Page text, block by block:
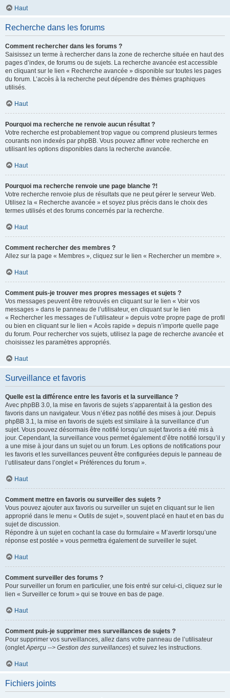
Haut
Recherche dans les forums
Comment rechercher dans les forums ?
Saisissez un terme à rechercher dans la zone de recherche située en haut des
pages d’index, de forums ou de sujets. La recherche avancée est accessible
en cliquant sur le lien « Recherche avancée » disponible sur toutes les pages
du forum. L’accès à la recherche peut dépendre des thèmes graphiques
utilisés.
Haut
Pourquoi ma recherche ne renvoie aucun résultat ?
Votre recherche est probablement trop vague ou comprend plusieurs termes
courants non indexés par phpBB. Vous pouvez affiner votre recherche en
utilisant les options disponibles dans la recherche avancée.
Haut
Pourquoi ma recherche renvoie une page blanche ?!
Votre recherche renvoie plus de résultats que ne peut gérer le serveur Web.
Utilisez la « Recherche avancée » et soyez plus précis dans le choix des
termes utilisés et des forums concernés par la recherche.
Haut
Comment rechercher des membres ?
Allez sur la page « Membres », cliquez sur le lien « Rechercher un membre ».
Haut
Comment puis-je trouver mes propres messages et sujets ?
Vos messages peuvent être retrouvés en cliquant sur le lien « Voir vos
messages » dans le panneau de l’utilisateur, en cliquant sur le lien
« Rechercher les messages de l’utilisateur » depuis votre propre page de profil
ou bien en cliquant sur le lien « Accès rapide » depuis n’importe quelle page
du forum. Pour rechercher vos sujets, utilisez la page de recherche avancée et
choisissez les paramètres appropriés.
Haut
Surveillance et favoris
Quelle est la différence entre les favoris et la surveillance ?
Avec phpBB 3.0, la mise en favoris de sujets s’apparentait à la gestion des
favoris dans un navigateur. Vous n’étiez pas notifié des mises à jour. Depuis
phpBB 3.1, la mise en favoris de sujets est similaire à la surveillance d’un
sujet. Vous pouvez désormais être notifié lorsqu’un sujet favoris a été mis à
jour. Cependant, la surveillance vous permet également d’être notifié lorsqu’il y
a une mise à jour dans un sujet ou un forum. Les options de notifications pour
les favoris et les surveillances peuvent être configurées depuis le panneau de
l’utilisateur dans l’onglet « Préférences du forum ».
Haut
Comment mettre en favoris ou surveiller des sujets ?
Vous pouvez ajouter aux favoris ou surveiller un sujet en cliquant sur le lien
approprié dans le menu « Outils de sujet », souvent placé en haut et en bas du
sujet de discussion.
Répondre à un sujet en cochant la case du formulaire « M’avertir lorsqu’une
réponse est postée » vous permettra également de surveiller le sujet.
Haut
Comment surveiller des forums ?
Pour surveiller un forum en particulier, une fois entré sur celui-ci, cliquez sur le
lien « Surveiller ce forum » qui se trouve en bas de page.
Haut
Comment puis-je supprimer mes surveillances de sujets ?
Pour supprimer vos surveillances, allez dans votre panneau de l’utilisateur
(ongletAperçu --> Gestion des surveillances) et suivez les instructions.
Haut
Fichiers joints